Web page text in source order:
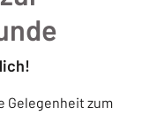
Gelegenheit zum